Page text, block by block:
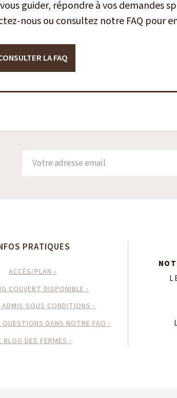
guider, répondre à vos demandes
nous ou consultez notre FAQ pour
LA FAQ
PRATIQUES
ACCÈS/PLAN ›
COUVERT DISPONIBLE ›
ADMIS SOUS CONDITIONS ›
DANS NOTRE FAQ ›
BLOG DES FERMES ›